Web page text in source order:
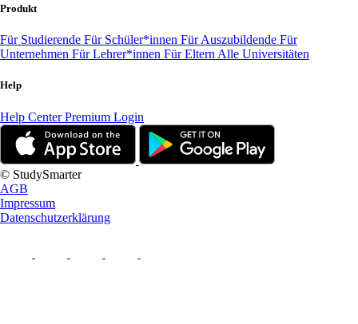
Produkt
Für Studierende Für Schüler*innen Für Auszubildende Für
Unternehmen Für Lehrer*innen Für Eltern Alle Universitäten
Help
Help CenterPremium Login
© StudySmarter
AGB
Impressum
Datenschutzerklärung